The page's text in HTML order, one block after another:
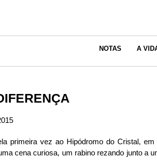
NOTAS A
primeira vez ao Hipódromo do Cristal,
cena curiosa, um rabino rezando junto a